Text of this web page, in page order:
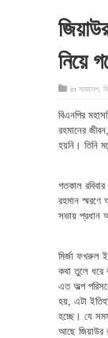
নিয়ে
in সারাদেশ
বিএনপির
রহমানের
হয়নি। তিনি
গতকাল
রহমান
সভায় প্রধান
মির্জা ফখরুল
কথা তুলে ধরে
এত অল্প
হয়, এটা
হচ্ছে। যে
আছে জিয়াউর